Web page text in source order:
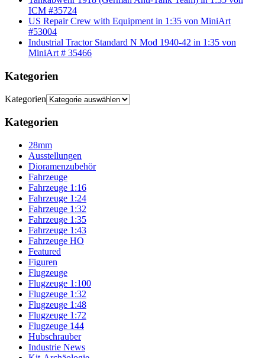
ICM #35724
US Repair Crew with Equipment in 1:35 von MiniArt
#53004
Industrial Tractor Standard N Mod 1940-42 in 1:35 von
MiniArt # 35466
Kategorien
Kategorien
Kategorien
28mm
Ausstellungen
Dioramenzubehör
Fahrzeuge
Fahrzeuge 1:16
Fahrzeuge 1:24
Fahrzeuge 1:32
Fahrzeuge 1:35
Fahrzeuge 1:43
Fahrzeuge HO
Featured
Figuren
Flugzeuge
Flugzeuge 1:100
Flugzeuge 1:32
Flugzeuge 1:48
Flugzeuge 1:72
Flugzeuge 144
Hubschrauber
Industrie News